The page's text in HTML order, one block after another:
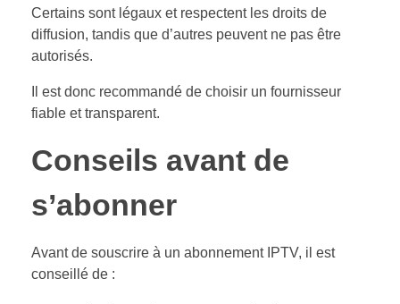
Certains sont légaux et respectent les droits de
diffusion, tandis que d’autres peuvent ne pas être
autorisés.
Il est donc recommandé de choisir un fournisseur
fiable et transparent.
Conseils avant de
s’abonner
Avant de souscrire à un abonnement IPTV, il est
conseillé de :